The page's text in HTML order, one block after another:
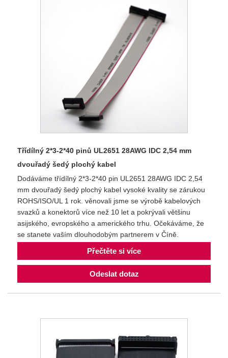
Třídílný 2*3-2*40 pinů UL2651 28AWG IDC 2,54 mm
dvouřadý šedý plochý kabel
Dodáváme třídílný 2*3-2*40 pin UL2651 28AWG IDC 2,54
mm dvouřadý šedý plochý kabel vysoké kvality se zárukou
ROHS/ISO/UL 1 rok. věnovali jsme se výrobě kabelových
svazků a konektorů více než 10 let a pokrývali většinu
asijského, evropského a amerického trhu. Očekáváme, že
se stanete vaším dlouhodobým partnerem v Číně.
Přečtěte si více
Odeslat dotaz